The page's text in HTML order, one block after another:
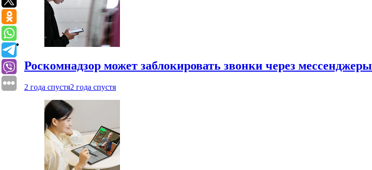
Роскомнадзор может заблокировать звонки через мессенджеры
2 года спустя2 года спустя